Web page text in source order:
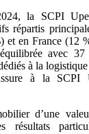
la SCPI
répartis
et en France (12
avec
à la
à la SCPI
d’une
résultats